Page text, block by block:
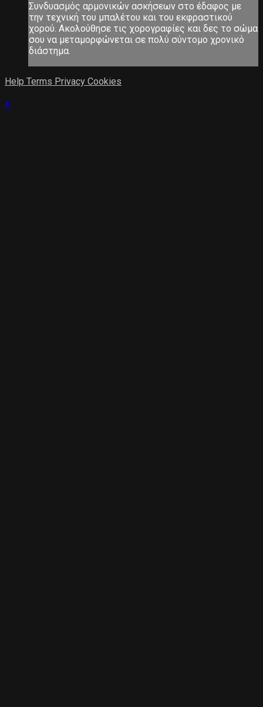
Συνδυασμός αρμονικών ασκήσεων στο έδαφος με
την τεχνική του μπαλέτου και του εκφραστικού
χορού. Ακολούθησε τις χορογραφίες και δες το σώμα
σου να μεταμορφώνεται σε πολύ σύντομο χρονικό
διάστημα.
Help Terms Privacy Cookies
×